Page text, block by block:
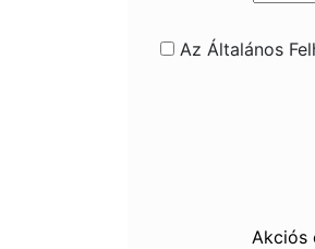
Az Általános
Akciós